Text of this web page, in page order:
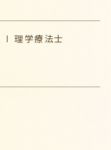
理学療法士